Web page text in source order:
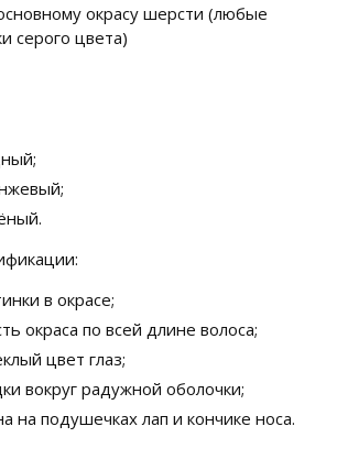
окрасу шерсти (любые
серого цвета)
в окрасе;
окраса по всей длине волоса;
цвет глаз;
вокруг радужной оболочки;
на подушечках лап и кончике носа.